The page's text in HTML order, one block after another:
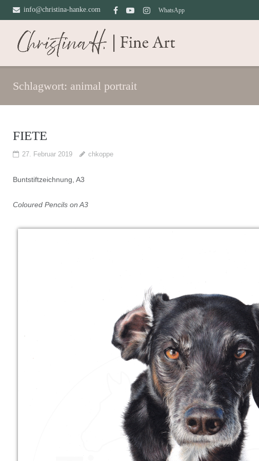
Direkt
info@christina-hanke.com WhatsApp
Schlagwort: animal portrait
FIETE
27. Februar 2019 chkoppe
Buntstiftzeichnung, A3
Coloured Pencils on A3